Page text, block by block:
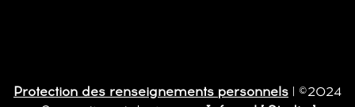
Protection des renseignements personnels | ©2024